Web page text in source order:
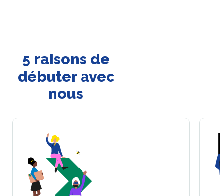
5 raisons de
débuter avec
nous